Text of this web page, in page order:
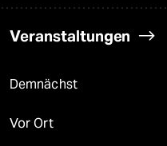
Veranstaltungen
Demnächst
Vor Ort